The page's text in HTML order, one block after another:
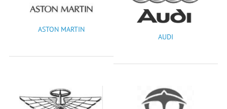
ASTON MARTIN
AUDI